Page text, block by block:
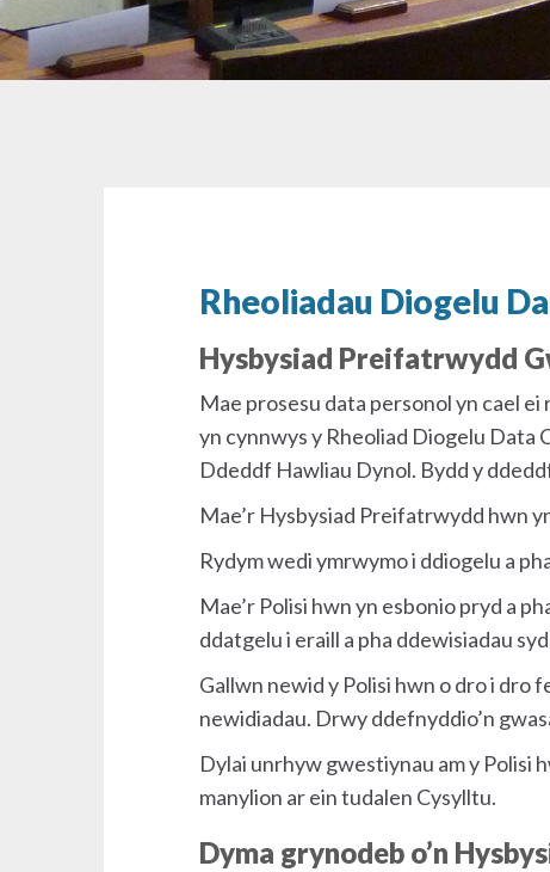
Rheoliadau Diogelu
Hysbysiad Preifatrwydd
Mae prosesu data personol yn cael
yn cynnwys y Rheoliad Diogelu Data
Ddeddf Hawliau Dynol. Bydd y
Mae’r Hysbysiad Preifatrwydd hwn
Rydym wedi ymrwymo i ddiogelu a
Mae’r Polisi hwn yn esbonio pryd a
ddatgelu i eraill a pha ddewisiadau
Gallwn newid y Polisi hwn o dro i dro
newidiadau. Drwy ddefnyddio’n
Dylai unrhyw gwestiynau am y Polisi
manylion ar ein tudalen Cysylltu.
Dyma grynodeb o’n